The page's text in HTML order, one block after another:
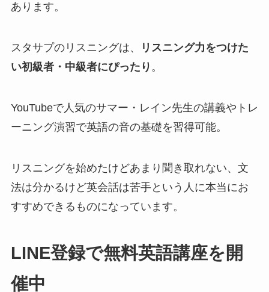
あります。
スタサプのリスニングは、
リスニング力をつけた
い初級者・中級者にぴったり 。
YouTubeで人気のサマー・レイン先生の講義やトレ
ーニング演習で英語の音の基礎を習得可能。
リスニングを始めたけどあまり聞き取れない、文
法は分かるけど英会話は苦手という人に本当にお
すすめできるものになっています。
LINE登録で無料英語講座を開
催中